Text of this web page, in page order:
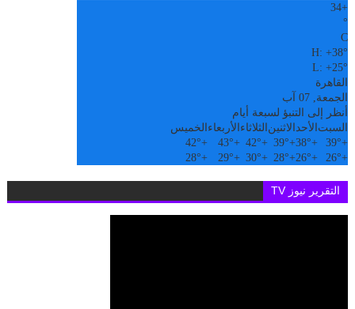
+
34
°
C
H:+38°
L:+25°
القاهرة
الجمعة, 07 آب
أنظر إلى التنبؤ لسبعة أيام
السبت الأحدالاثنين الثلاثاء الأربعاء الخميس
+
39°
+
38°
+
39°
+
42°
+
43°
+
42°
+
26°
+
26°
+
28°
+
30°
+
29°
+
28°
التقرير نيوز TV